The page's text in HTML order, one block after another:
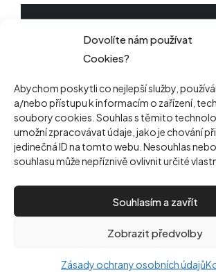
Dovolíte nám používat
Cookies?
Abychom poskytli co nejlepší služby,
a/nebo přístupu k informacím o zařízení,
soubory cookies. Souhlas s těmito
umožní zpracovávat údaje, jako je chování
jedinečná ID na tomto webu. Nesouhlas
souhlasu může nepříznivě ovlivnit určité
Souhlasím a zavřít
Zobrazit předvolby
Zásady ochrany osobních údajů
Jen to
Poctivě vyvinuto a vyrobeno v